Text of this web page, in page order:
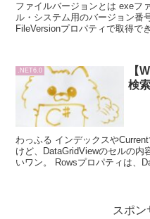
ファイルバージョンとは exeファイルやdllファイルの、Win32ファイ
ル・システム用のバージョン番
FileVersionプロパティで取得で
.NET6.0
【
検
わっふる インデックスや
けど、DataGridViewのセルの内
いワン。 Rowsプロパティは、DataGridViewコントロールのすべての
スポン